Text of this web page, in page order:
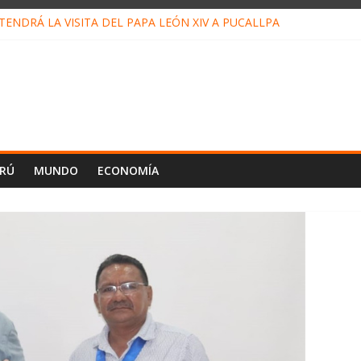
LA VISITA DEL PAPA LEÓN XIV A PUCALLPA
MUNDO ECONOMÍA